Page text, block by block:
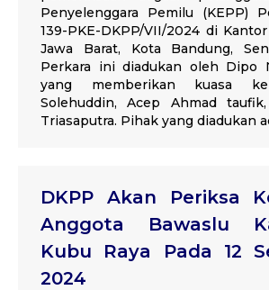
Penyelenggara Pemilu (KEPP)
139-PKE-DKPP/VII/2024 di
Jawa Barat, Kota Bandung,
Perkara ini diadukan oleh Dipo
yang memberikan kuasa
Solehuddin, Acep Ahmad
Triasaputra. Pihak yang diadukan
DKPP Akan Periksa
Anggota Bawaslu
Kubu Raya Pada 12
2024